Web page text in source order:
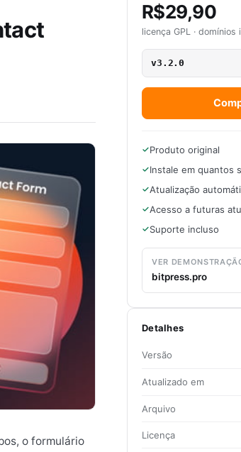
o formulário
R$29,90
licença GPL · domínios
v3.2.0
Produto original
Instale em quantos
Atualização
Acesso a futuras
Suporte incluso
VER
bitpress.pro
Detalhes
Versão
Atualizado em
Arquivo
Licença